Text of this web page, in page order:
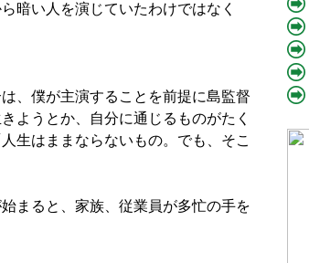
暗い人を演じていたわけではなく
、僕が主演することを前提に島監督
ようとか、自分に通じるものがたく
生はままならないもの。でも、そこ
まると、家族、従業員が多忙の手を